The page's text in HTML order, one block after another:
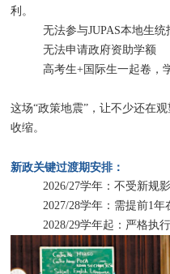
利。
无法参与JUPAS本地生统
无法申请政府资助学额
高考生+国际生一起卷，
这场“政策地震”，让不少还在
收缩。
新政关键过渡期安排：
2026/27学年：不受新规
2027/28学年：需提前1
2028/29学年起：严格执